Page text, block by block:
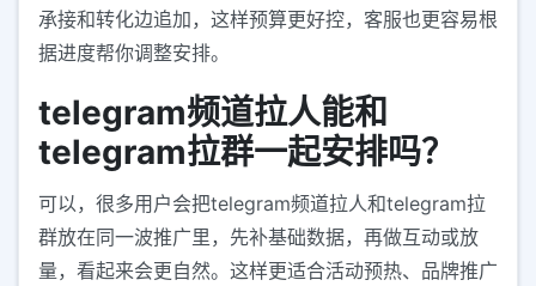
承接和转化边追加，这样预算更好控，客服也更容易根
据进度帮你调整安排。
telegram频道拉人能和
telegram拉群一起安排吗？
可以，很多用户会把telegram频道拉人和telegram拉
群放在同一波推广里，先补基础数据，再做互动或放
量，看起来会更自然。这样更适合活动预热、品牌推广